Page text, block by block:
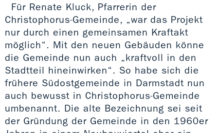
Für Renate Kluck, Pfarrerin der
Christophorus-Gemeinde, „war das Projekt
nur durch einen gemeinsamen Kraftakt
möglich“. Mit den neuen Gebäuden könne
die Gemeinde nun auch „kraftvoll in den
Stadtteil hineinwirken“. So habe sich die
frühere Südostgemeinde in Darmstadt nun
auch bewusst in Christophorus-Gemeinde
umbenannt. Die alte Bezeichnung sei seit
der Gründung der Gemeinde in den 1960er